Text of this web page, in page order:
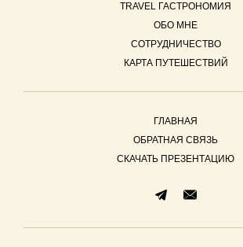
TRAVEL ГАСТРОНОМИЯ
ОБО МНЕ
СОТРУДНИЧЕСТВО
КАРТА ПУТЕШЕСТВИЙ
ГЛАВНАЯ
ОБРАТНАЯ СВЯЗЬ
СКАЧАТЬ ПРЕЗЕНТАЦИЮ